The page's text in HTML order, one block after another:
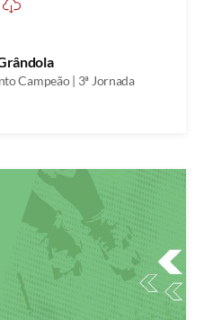
Campeão | 3ª Jornada